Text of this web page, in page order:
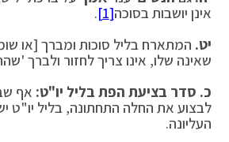
אינן יושבות בסוכה[1]
.
יט. המתארח בליל סוכות ומברך [או
שאינה שלו, אינו צריך לחזור ולברך
כ. סדר בציעת הפת בליל יו"ט: אף
לבצוע את החלה התחתונה, בליל יו"ט
העליונה.